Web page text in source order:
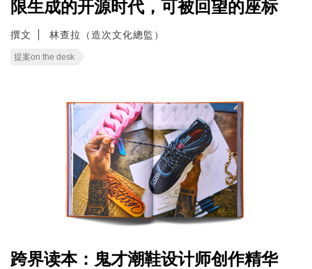
限生成的开源时代，可被回望的座标
撰文 林查拉（造次文化總監）
提案on the desk
跨界读本：鬼才潮鞋设计师创作精华